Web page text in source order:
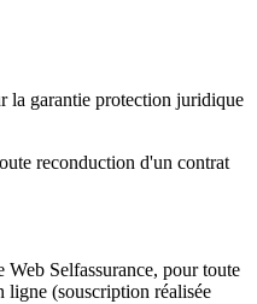
la garantie protection juridique
reconduction d'un contrat
Selfassurance, pour toute
ligne (souscription réalisée